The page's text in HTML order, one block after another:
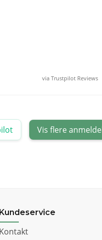
via Trustpilot Reviews
Vis flere
Kundeservice
Kontakt